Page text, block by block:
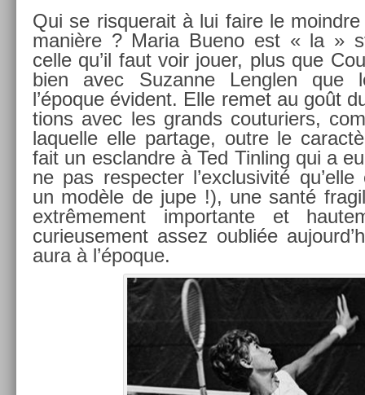
Qui se ris­querait à lui faire le
manière ? Maria Bueno est « la »
celle qu’il faut voir jouer, plus que
bien avec Suzan­ne Lengl­en que
l’époque évident. Elle remet au goût
tions avec les grands co­uturi­ers,
laquel­le elle par­tage, outre le
fait un esclandre à Ted Tinl­ing qui a
ne pas re­spect­er l’exclusivité
un modèle de jupe !), une santé
ex­trême­ment im­por­tante et
curieuse­ment assez oubliée
aura à l’époque.